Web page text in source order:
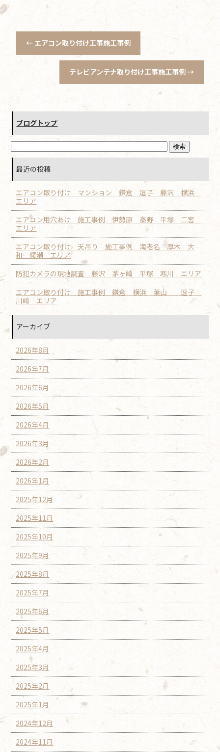
← エアコン取り付け工事施工事例
テレビアンテナ取り付け工事施工事例→
ブログトップ
最近の投稿
エアコン取り付け マンション 鎌倉 逗子 藤沢 横浜
エリア
エアコン用穴あけ 施工事例 伊勢原 秦野 平塚 二宮
エリア
エアコン取り付け 天吊り 施工事例 海老名 厚木 大
和 綾瀬 エリア
防犯カメラの現地調査 藤沢 茅ヶ崎 平塚 寒川 エリア
エアコン取り付け 施工事例 鎌倉 横浜 葉山 逗子
川崎 エリア
アーカイブ
2026年8月
2026年7月
2026年6月
2026年5月
2026年4月
2026年3月
2026年2月
2026年1月
2025年12月
2025年11月
2025年10月
2025年9月
2025年8月
2025年7月
2025年6月
2025年5月
2025年4月
2025年3月
2025年2月
2025年1月
2024年12月
2024年11月